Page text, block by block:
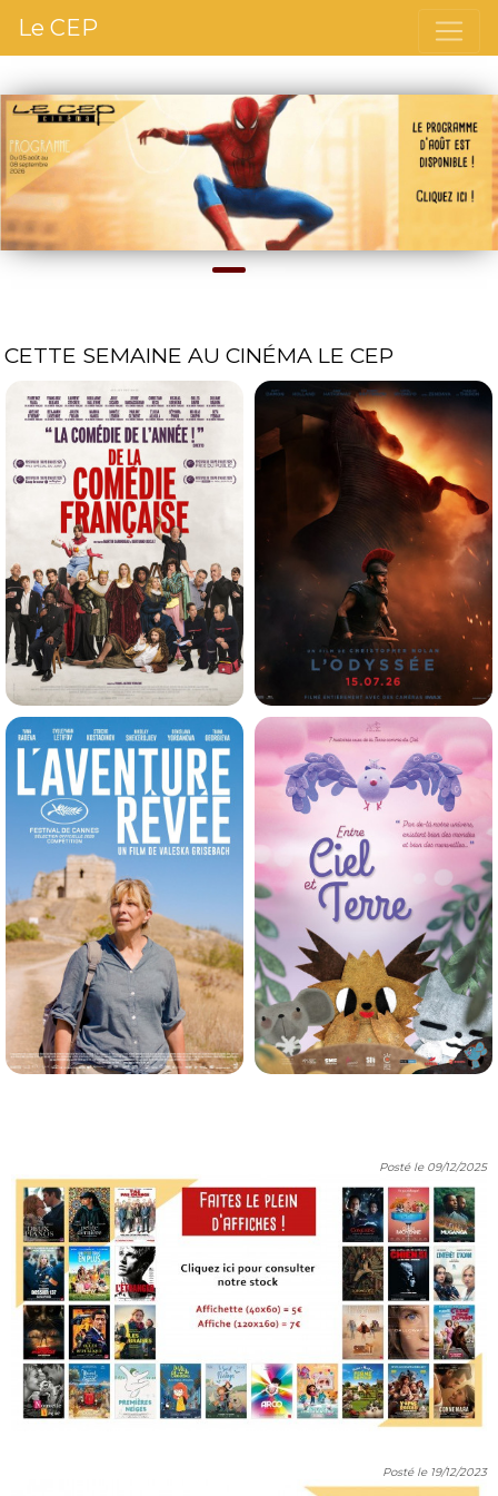
Le CEP
Précédent
CETTE SEMAINE AU CINÉMA LE CEP
DE LA COMÉDIE-FRANÇAISE
Horaires et Infos
Comédie
L'ODYSSÉE
Horaires et Infos
Action, Fantasti...
VF
Drame, Aventure,...
VOST VF
Posté le 09/12/2025
Posté le 19/12/2023